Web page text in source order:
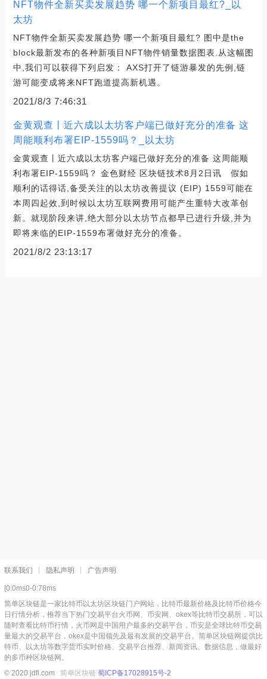
NFT物件全新买卖发展趋势 哪一个新项目最红?_以
太坊
NFT物件全新买卖发展趋势 哪一个新项目最红? 图中是the
block最新发布的各种新项目NFT物件销量数据图表.从这幅图
中,我们可以获得下列启发： AXS打开了链游暴发的先例,链
游可能变成将来NFT跑道提高新机遇。
2021/8/3 7:46:31
金黄观查丨近六成以太坊客户端已做好充分的准备 这
周能顺利布署EIP-1559吗？_以太坊
金黄观查丨近六成以太坊客户端已做好充分的准备 这周能顺
利布署EIP-1559吗？ 金色财经 区块链技术8月2日讯 假如
顺利的话得话,备受关注的以太坊改善提议 (EIP) 1559可能在
本周四起效,到时候以太坊互联网费用可能产生重特大改革创
新。就现阶段来讲,绝大部分以太坊节点都早已进行升级,并为
即将来临的EIP-1559布署做好充分的准备。
2021/8/2 23:13:17
联系我们 隐私声明 广告声明
[0:0ms0-0:78ms
简单区块链是一家比特币以太坊区块链门户网站，比特币最新价格及比特币价格今
日行情分析，推荐当下热门交易平台火币网、币安网、okex等比特币交易所，可以
随时查看比特币行情，火币网是中国用户最多的交易平台，币安是全球比特币交易
量最大的交易平台，okex是中国领先及最有发展的交易平台。简单区块链网提供比
特币、以太坊等数字货币实时价格、交易平台推荐、新闻资讯、数据信息，做最好
的多币种区块链网。
© 2020 jdfi.com 简单区块链 蜀ICP备17028915号-2